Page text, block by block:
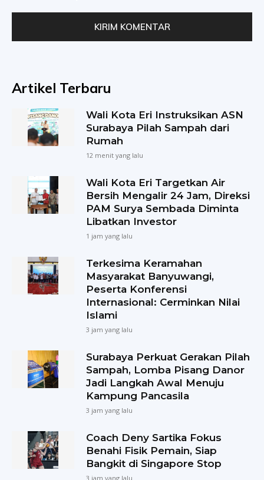
Artikel Terbaru
Wali Kota Eri Instruksikan ASN
Surabaya Pilah Sampah dari
Rumah
12 menit yang lalu
Wali Kota Eri Targetkan Air
Bersih Mengalir 24 Jam, Direksi
PAM Surya Sembada Diminta
Libatkan Investor
1 jam yang lalu
Terkesima Keramahan
Masyarakat Banyuwangi,
Peserta Konferensi
Internasional: Cerminkan Nilai
Islami
3 jam yang lalu
Surabaya Perkuat Gerakan Pilah
Sampah, Lomba Pisang Danor
Jadi Langkah Awal Menuju
Kampung Pancasila
3 jam yang lalu
Coach Deny Sartika Fokus
Benahi Fisik Pemain, Siap
Bangkit di Singapore Stop
3 jam yang lalu